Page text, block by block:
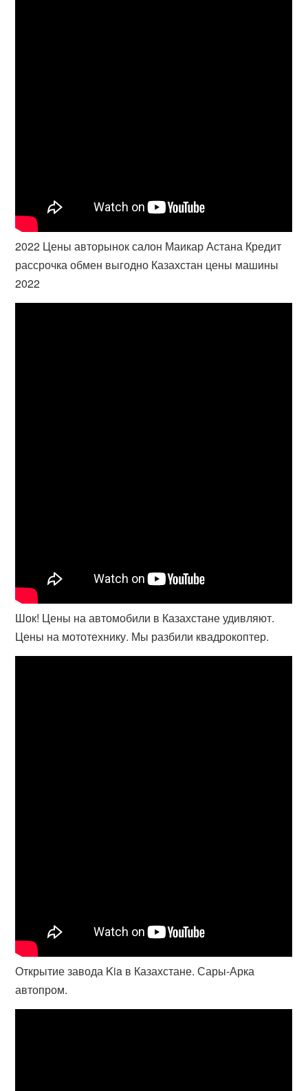
2022 Цены авторынок салон Маикар Астана Кредит
рассрочка обмен выгодно Казахстан цены машины
2022
Шок! Цены на автомобили в Казахстане удивляют.
Цены на мототехнику. Мы разбили квадрокоптер.
Открытие завода Kia в Казахстане. Сары-Арка
автопром.